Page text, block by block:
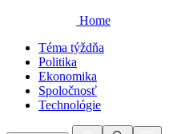
Home
Téma týždňa
Politika
Ekonomika
Spoločnosť
Technológie